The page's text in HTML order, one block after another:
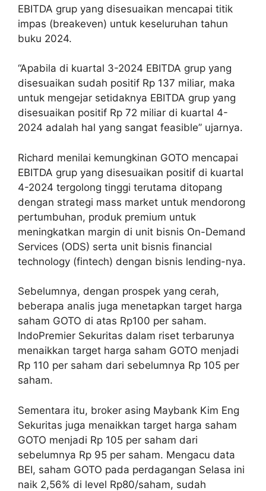
EBITDA grup yang disesuaikan mencapai titik
impas (breakeven) untuk keseluruhan tahun
buku 2024.
“Apabila di kuartal 3-2024 EBITDA grup yang
disesuaikan sudah positif Rp 137 miliar, maka
untuk mengejar setidaknya EBITDA grup yang
disesuaikan positif Rp 72 miliar di kuartal 4-
2024 adalah hal yang sangat feasible” ujarnya.
Richard menilai kemungkinan GOTO mencapai
EBITDA grup yang disesuaikan positif di kuartal
4-2024 tergolong tinggi terutama ditopang
dengan strategi mass market untuk mendorong
pertumbuhan, produk premium untuk
meningkatkan margin di unit bisnis On-Demand
Services (ODS) serta unit bisnis financial
technology (fintech) dengan bisnis lending-nya.
Sebelumnya, dengan prospek yang cerah,
beberapa analis juga menetapkan target harga
saham GOTO di atas Rp100 per saham.
IndoPremier Sekuritas dalam riset terbarunya
menaikkan target harga saham GOTO menjadi
Rp 110 per saham dari sebelumnya Rp 105 per
saham.
Sementara itu, broker asing Maybank Kim Eng
Sekuritas juga menaikkan target harga saham
GOTO menjadi Rp 105 per saham dari
sebelumnya Rp 95 per saham. Mengacu data
BEI, saham GOTO pada perdagangan Selasa ini
naik 2,56% di level Rp80/saham, sudah